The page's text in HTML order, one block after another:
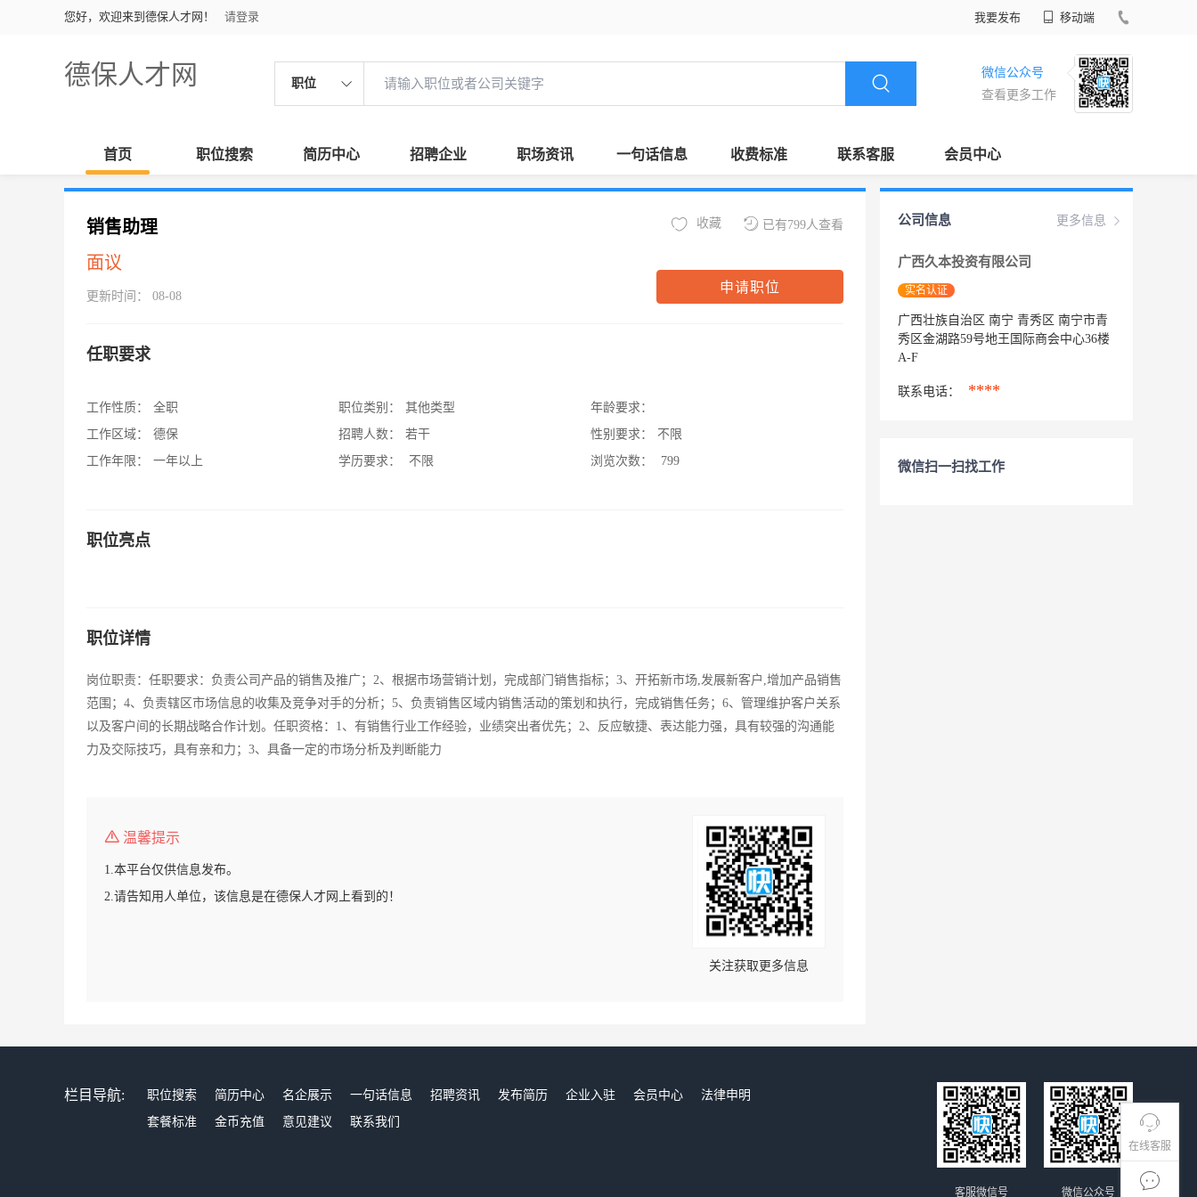
您好，欢迎来到德保人才网！ 请登录 我要发布 移动端
德保人才网 职位
微信公众号
查看更多工作
首页 职位搜索 简历中心 招聘企业 职场资讯 一句话信息 收费标准 联系客服 会员中心
在线客服
销售助理
面议
更新时间： 08-08
已有799人查看
收藏
申请职位
任职要求
工作性质：
全职
工作区域：
德保
工作年限：
一年以上
职位类别：
其他类型
招聘人数：
若干
学历要求：
不限
年龄要求：
性别要求：
不限
浏览次数：
799
职位亮点
职位详情
岗位职责：任职要求：负责公司产品的销售及推广；2、根据市场营销计划，完成部门销售指标；3、开拓新市场,发展新客户,增加产品销售
范围；4、负责辖区市场信息的收集及竞争对手的分析；5、负责销售区域内销售活动的策划和执行，完成销售任务；6、管理维护客户关系
以及客户间的长期战略合作计划。任职资格：1、有销售行业工作经验，业绩突出者优先；2、反应敏捷、表达能力强，具有较强的沟通能
力及交际技巧，具有亲和力；3、具备一定的市场分析及判断能力
温馨提示
1.本平台仅供信息发布。
2.请告知用人单位，该信息是在德保人才网上看到的！
关注获取更多信息
更多信息
公司信息
广西久本投资有限公司
实名认证
广西壮族自治区 南宁 青秀区 南宁市青
秀区金湖路59号地王国际商会中心36楼
A-F
联系电话： ****
微信扫一扫找工作
栏目导航: 职位搜索 简历中心 名企展示 一句话信息 招聘资讯 发布简历 企业入驻 会员中心
法律申明
套餐标准
金币充值 意见建议 联系我们
微信公众号
客服微信号